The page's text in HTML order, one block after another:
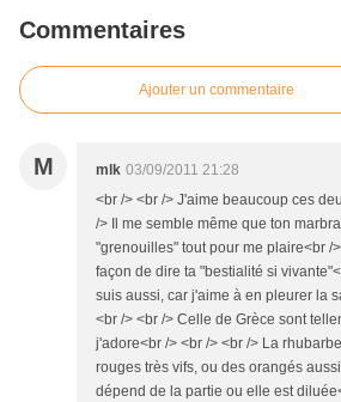
Commentaires
Ajouter un commentaire
M mlk 03/09/2011 21:28
<br /> <br /> J'aime beaucoup ces
/> Il me semble même que ton
"grenouilles" tout pour me plaire<br /
façon de dire ta "bestialité si
suis aussi, car j'aime à en pleurer la
<br /> <br /> Celle de Grèce sont
j'adore<br /> <br /> <br /> La
rouges très vifs, ou des orangés
dépend de la partie ou elle est